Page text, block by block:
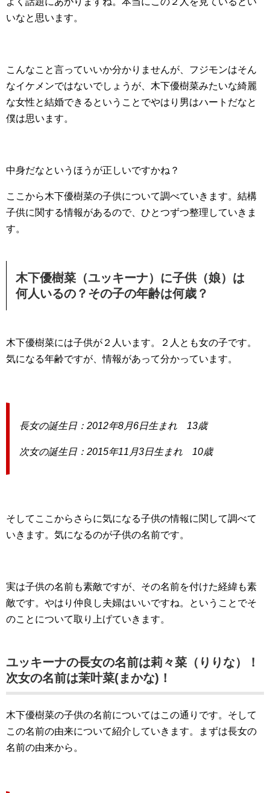
いなと思います。
こんなこと言っていいか分かりませんが、フジモンはそん
なイケメンではないでしょうが、木下優樹菜みたいな綺麗
な女性と結婚できるということでやはり男はハートだなと
僕は思います。
中身だなというほうが正しいですかね？
ここから木下優樹菜の子供について調べていきます。結構
子供に関する情報があるので、ひとつずつ整理していきま
す。
木下優樹菜（ユッキーナ）に子供（娘）は
何人いるの？その子の年齢は何歳？
木下優樹菜には子供が２人います。２人とも女の子です。
気になる年齢ですが、情報があって分かっています。
長女の誕生日：2012年8月6日生まれ 13歳
次女の誕生日：2015年11月3日生まれ 10歳
そしてここからさらに気になる子供の情報に関して調べて
いきます。気になるのが子供の名前です。
実は子供の名前も素敵ですが、その名前を付けた経緯も素
敵です。やはり仲良し夫婦はいいですね。ということでそ
のことについて取り上げていきます。
ユッキーナの長女の名前は莉々菜（りりな）！
次女の名前は茉叶菜(まかな)！
木下優樹菜の子供の名前についてはこの通りです。そして
この名前の由来について紹介していきます。まずは長女の
名前の由来から。